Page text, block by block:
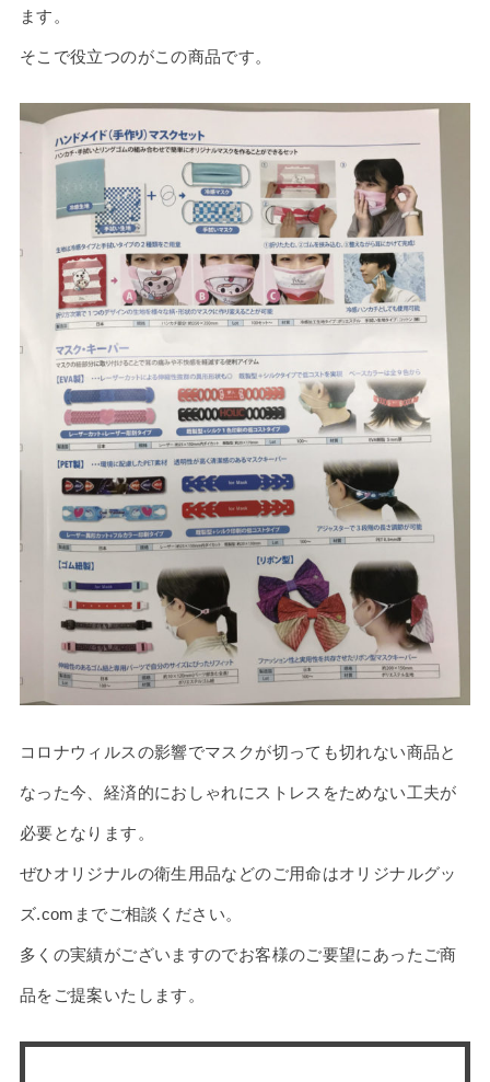
ます。
そこで役立つのがこの商品です。
コロナウィルスの影響でマスクが切っても切れない商品と
なった今、経済的におしゃれにストレスをためない工夫が
必要となります。
ぜひオリジナルの衛生用品などのご用命はオリジナルグッ
ズ.comまでご相談ください。
多くの実績がございますのでお客様のご要望にあったご商
品をご提案いたします。